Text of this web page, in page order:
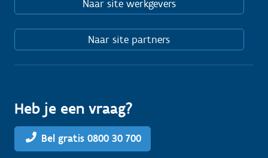
Naar site werkgevers
Naar site partners
Heb je een vraag?
Bel gratis 0800 30 700